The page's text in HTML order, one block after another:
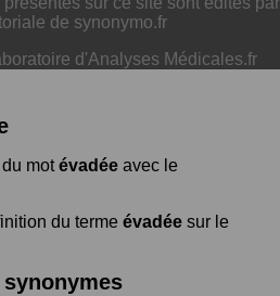
de synonymo.fr
d'Analyses Médicales.fr
motévadée avec le
du terme évadée sur le